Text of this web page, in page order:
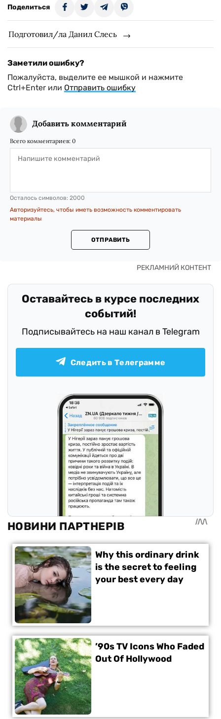
Поделиться
Подготовил/ла Данил Слесь
Заметили ошибку?
Пожалуйста, выделите ее мышкой и нажмите
Ctrl+Enter или Отправить ошибку
Добавить комментарий
Всего комментариев: 0
Осталось символов: 2000
Авторизуйтесь, чтобы иметь возможность комментировать
материалы
ОТПРАВИТЬ
Оставайтесь в курсе последних
событий!
Подписывайтесь на наш канал в Telegram
Следить в Телеграмме